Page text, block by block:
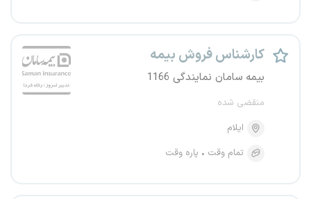
کارشناس فروش بیمه
بیمه سامان نمایندگی 1166
منقضی شده
ایلام
تمام وقت
پاره وقت